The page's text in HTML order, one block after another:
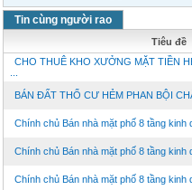
Tin cùng người rao
Tiêu đề
CHO THUÊ KHO XƯỞNG MẶT TIỀN
BÁN ĐẤT THỔ CƯ HẺM PHAN BỘI
Chính chủ Bán nhà mặt phố 8 tầng kinh
Chính chủ Bán nhà mặt phố 8 tầng kinh
Chính chủ Bán nhà mặt phố 8 tầng kinh